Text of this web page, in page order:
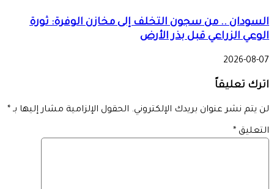
السودان .. من سجون التخلف إلى مخازن الوفرة: ثورة
الوعي الزراعي قبل بذر الأرض
2026-08-07
اترك تعليقاً
لن يتم نشر عنوان بريدك الإلكتروني. الحقول الإلزامية مشار إليها بـ *
التعليق *